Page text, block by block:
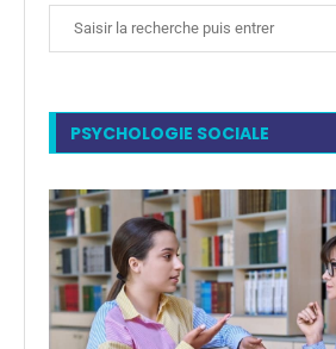
PSYCHOLOGIE SOCIALE